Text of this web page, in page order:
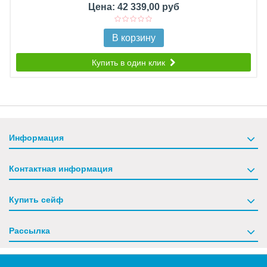
Цена: 42 339,00 руб
В корзину
Купить в один клик
Информация
Контактная информация
Купить сейф
Рассылка